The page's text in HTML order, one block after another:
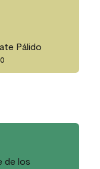
Pálido
de los